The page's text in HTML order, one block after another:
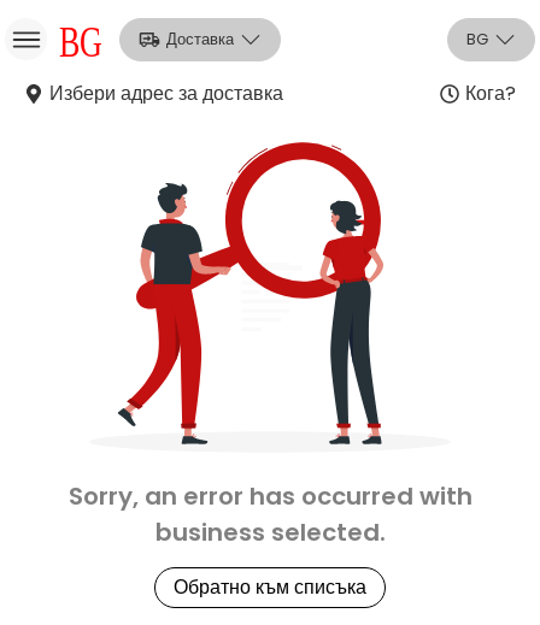
НО
Регистрация
Доставка BG
Избери адрес за доставка Кога?
Sorry, an error has occurred with
business selected.
Обратно към списъка